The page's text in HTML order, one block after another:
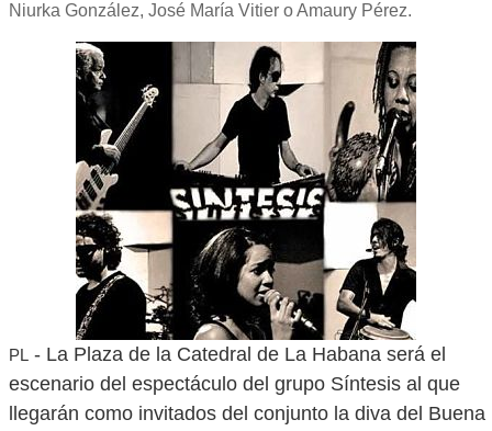
Niurka González, José María Vitier o Amaury Pérez.
PL - La Plaza de la Catedral de La Habana será el
escenario del espectáculo del grupo Síntesis al que
llegarán como invitados del conjunto la diva del Buena